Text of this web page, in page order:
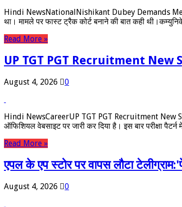
Hindi NewsNationalNishikant Dubey Demands
था। मामले पर फास्ट ट्रैक कोर्ट बनाने की बात कही
Read More »
UP TGT PGT Recruitment New
August 4, 2026 0
Hindi NewsCareerUP TGT PGT Recruitment New
ऑफिशियल वेबसाइट पर जारी कर दिया है। इस बार परीक्षा
Read More »
एपल के एप स्टोर पर वापस लौटा
August 4, 2026 0